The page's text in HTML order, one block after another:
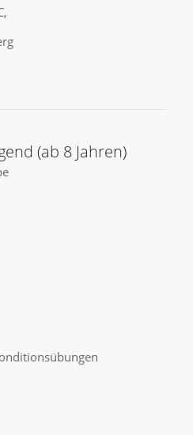
(ab 8 Jahren)